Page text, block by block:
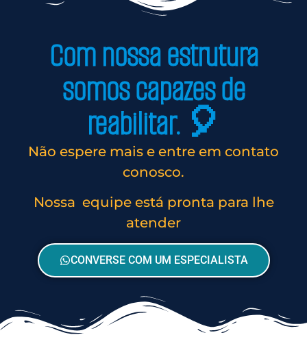
Com nossa estrutura
somos capazes de
reabilitar. 🎈
Não espere mais e entre em contato
conosco.
Nossa equipe está pronta para lhe
atender
CONVERSE COM UM ESPECIALISTA